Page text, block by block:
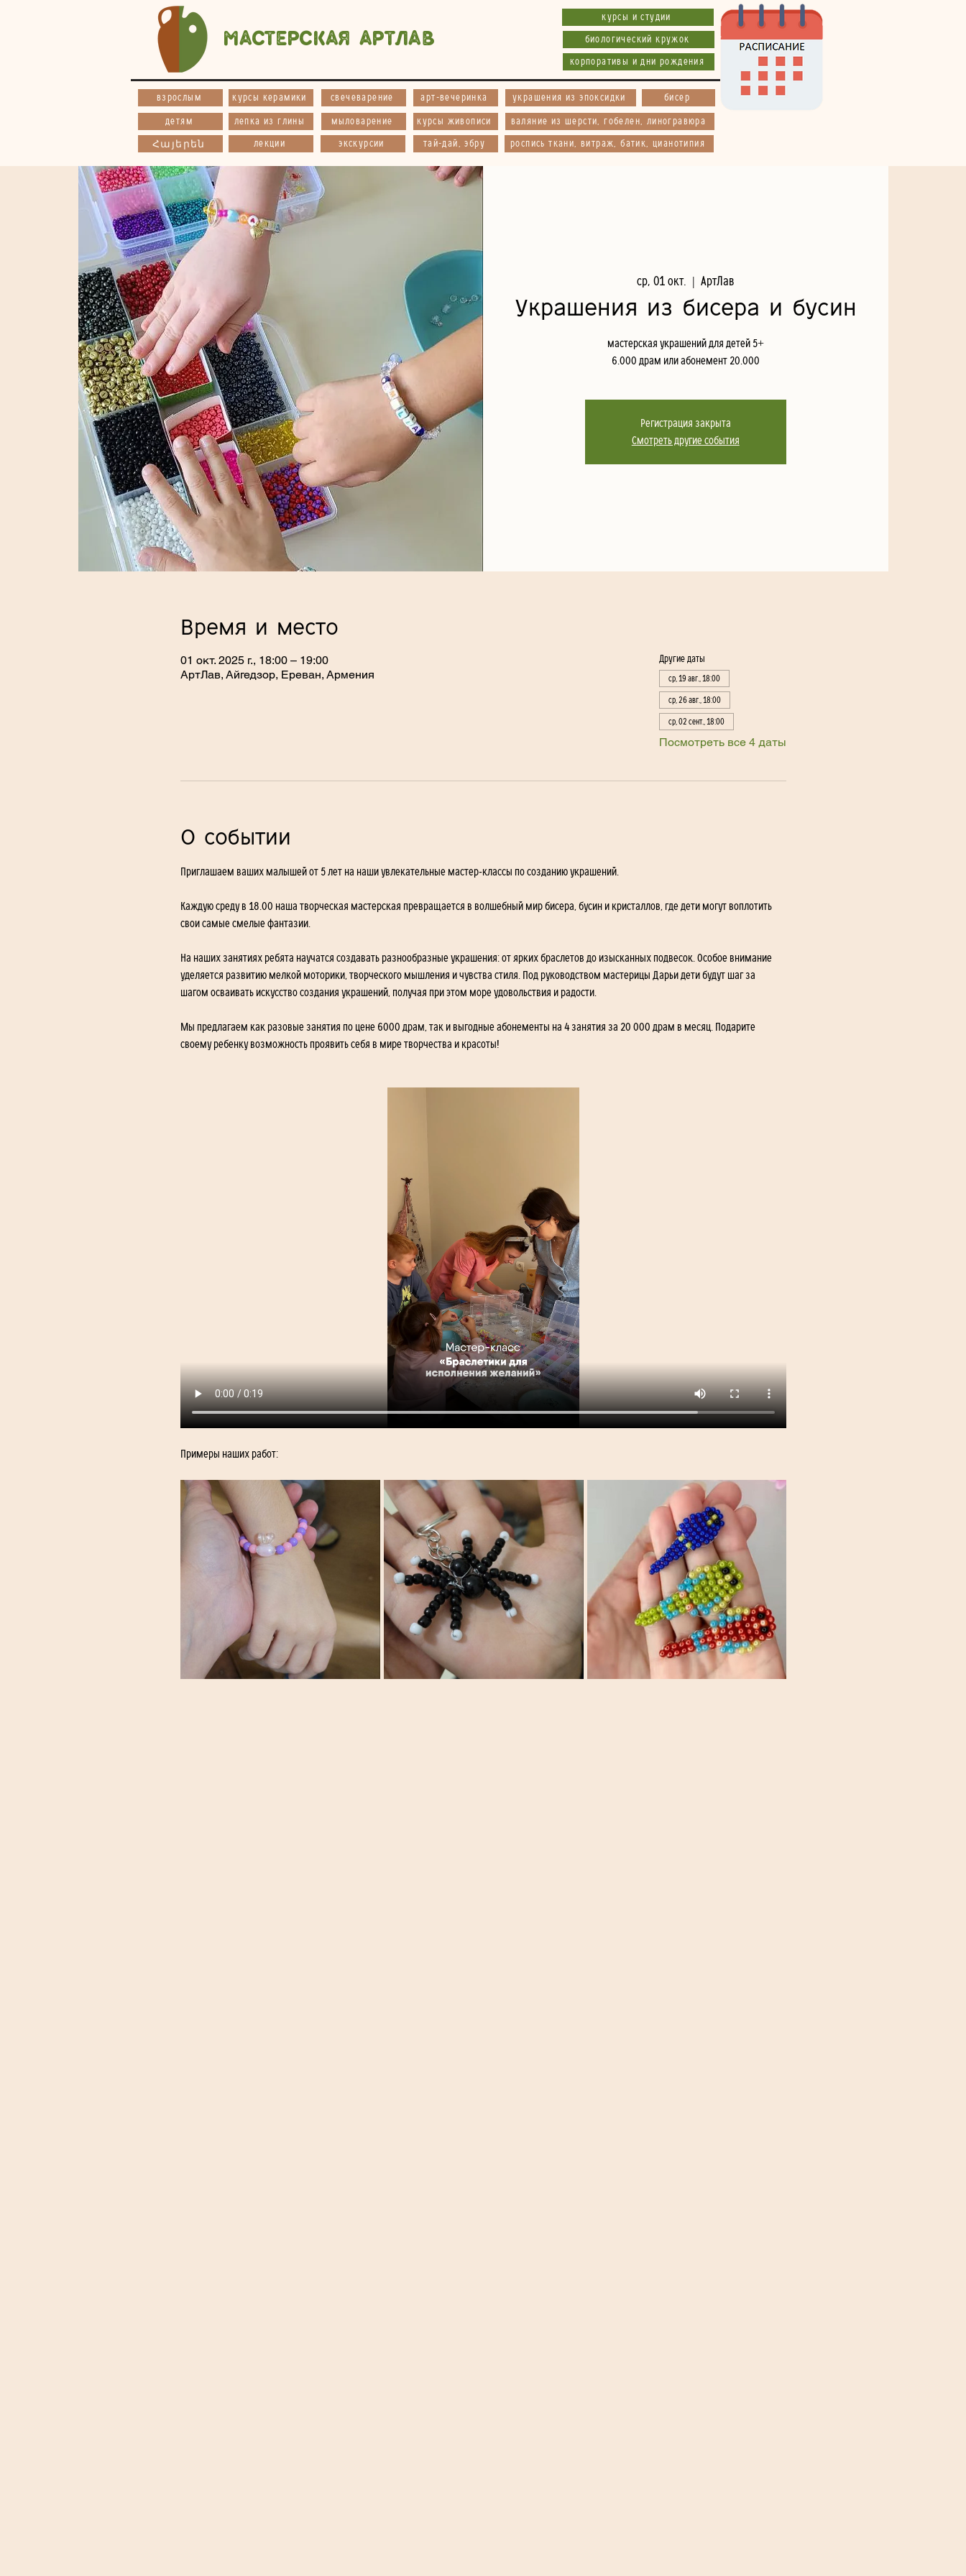
Мастерская АртЛав
курсы и студии
биологический кружок
корпоративы и дни рождения
взрослым курсы керамики свечеварение арт-вечеринка украшения из эпоксидки бисер
детям лепка из глины
Հայերեն лекции
мыловарение
экскурсии
курсы живописи
тай-дай, эбру
валяние из шерсти, гобелен, линогравюра
роспись ткани, витраж, батик, цианотипия
ср, 01 окт.
  |
АртЛав
Украшения из бисера и бусин
мастерская украшений для детей 5+
6.000 драм или абонемент 20.000
Регистрация закрыта
Смотреть другие события
Время и место
01 окт. 2025 г., 18:00 – 19:00
АртЛав, Айгедзор, Ереван, Армения
Другие даты
ср, 19 авг., 18:00
ср, 26 авг., 18:00
ср, 02 сент., 18:00
Посмотреть все 4 даты
О событии
Приглашаем ваших малышей от 5 лет на наши увлекательные мастер-классы по созданию украшений.
Каждую среду в 18.00 наша творческая мастерская превращается в волшебный мир бисера, бусин и кристаллов, где дети могут воплотить
свои самые смелые фантазии.
На наших занятиях ребята научатся создавать разнообразные украшения: от ярких браслетов до изысканных подвесок. Особое внимание
уделяется развитию мелкой моторики, творческого мышления и чувства стиля. Под руководством мастерицы Дарьи дети будут шаг за
шагом осваивать искусство создания украшений, получая при этом море удовольствия и радости.
Мы предлагаем как разовые занятия по цене 6000 драм, так и выгодные абонементы на 4 занятия за 20 000 драм в месяц. Подарите
своему ребенку возможность проявить себя в мире творчества и красоты!
Примеры наших работ: